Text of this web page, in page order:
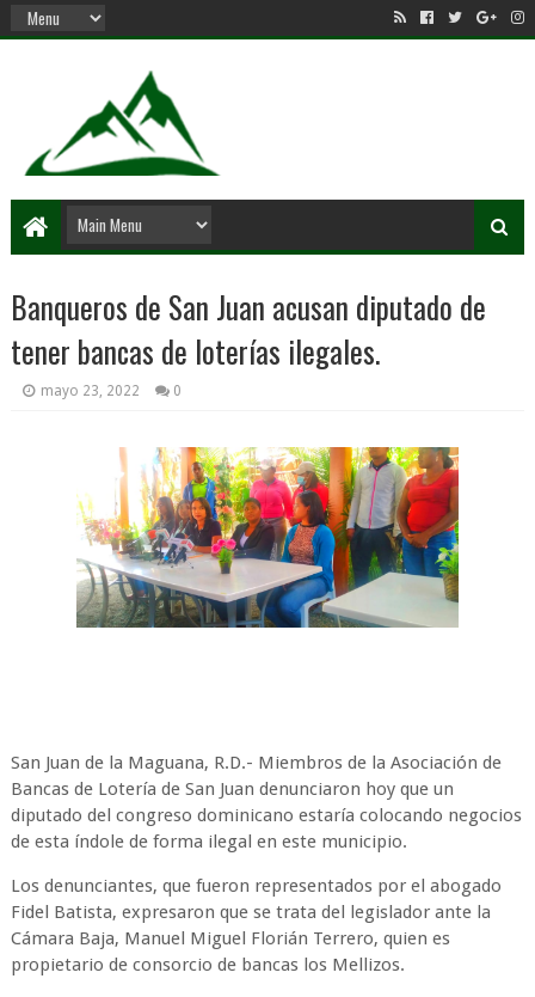
Banqueros de San Juan acusan diputado de
tener bancas de loterías ilegales.
mayo 23, 2022 0
San Juan de la Maguana, R.D.- Miembros de la Asociación de
Bancas de Lotería de San Juan denunciaron hoy que un
diputado del congreso dominicano estaría colocando negocios
de esta índole de forma ilegal en este municipio.
Los denunciantes, que fueron representados por el abogado
Fidel Batista, expresaron que se trata del legislador ante la
Cámara Baja, Manuel Miguel Florián Terrero, quien es
propietario de consorcio de bancas los Mellizos.